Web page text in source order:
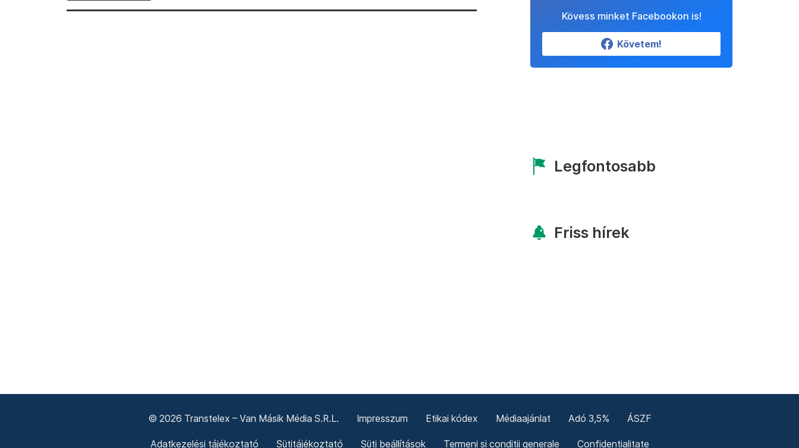
Kövess minket Facebookon is!
Követem!
Legfontosabb
Friss hírek
© 2026 Transtelex – Van Másik Média S.R.L. Impresszum Etikai kódex Médiaajánlat Adó 3,5% ÁSZF
Adatkezelési tájékoztató Sütitájékoztató Süti beállítások Termeni și condiții generale Confidențialitate